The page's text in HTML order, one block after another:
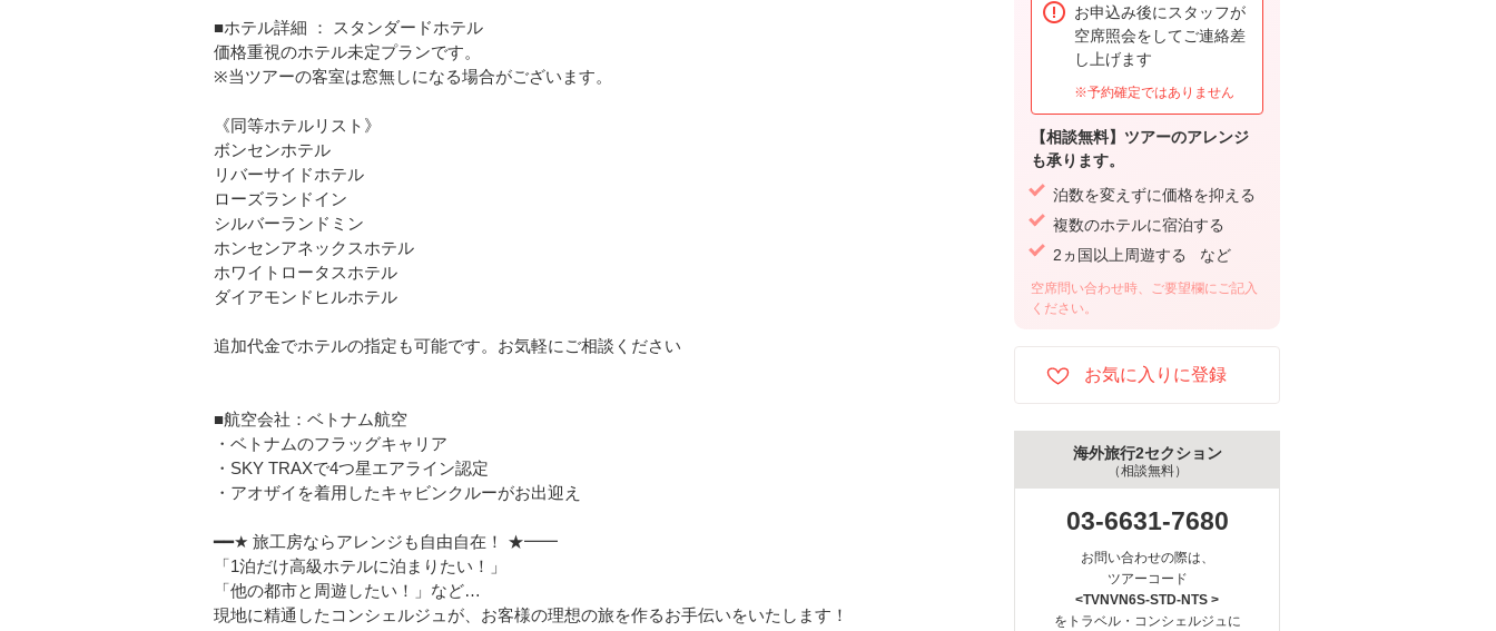
■ホテル詳細 ： スタンダードホテル
価格重視のホテル未定プランです。
※当ツアーの客室は窓無しになる場合がございます。
《同等ホテルリスト》
ボンセンホテル
リバーサイドホテル
ローズランドイン
シルバーランドミン
ホンセンアネックスホテル
ホワイトロータスホテル
ダイアモンドヒルホテル
追加代金でホテルの指定も可能です。お気軽にご相談ください
■航空会社：ベトナム航空
・ベトナムのフラッグキャリア
・SKY TRAXで4つ星エアライン認定
・アオザイを着用したキャビンクルーがお出迎え
━━★ 旅工房ならアレンジも自由自在！ ★━━
「1泊だけ高級ホテルに泊まりたい！」
「他の都市と周遊したい！」など…
現地に精通したコンシェルジュが、お客様の理想の旅を作るお手伝いをいたします！
お申込み後にスタッフが
空席照会をしてご連絡差
し上げます
※予約確定ではありません
【相談無料】ツアーのアレンジ
も承ります。
泊数を変えずに価格を抑える
複数のホテルに宿泊する
2ヵ国以上周遊する など
空席問い合わせ時、ご要望欄にご記入
ください。
海外旅行2セクション
（相談無料）
03-6631-7680
お問い合わせの際は、
ツアーコード
<TVNVN6S-STD-NTS >
をトラベル・コンシェルジュに